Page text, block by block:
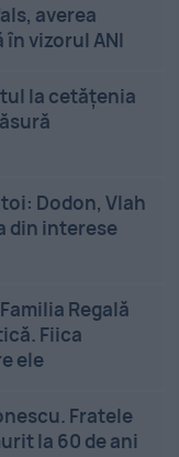
averea
vizorul ANI
la cetățenia
Dodon, Vlah
din interese
Regală
Fiica
ele
Fratele
la 60 de ani